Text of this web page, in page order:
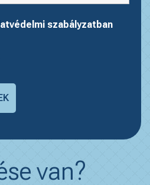
szabályzatban
van?